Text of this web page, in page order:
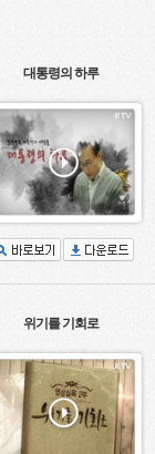
대통령의 하루
위기를 기회로